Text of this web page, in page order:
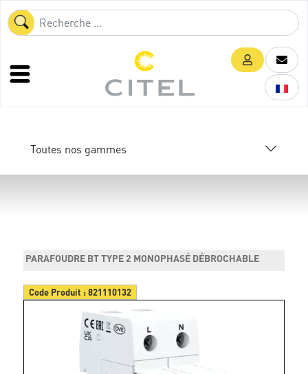
Toutes nos gammes
PARAFOUDRE BT TYPE 2 MONOPHASÉ DÉBROCHABLE
Code Produit :821110132